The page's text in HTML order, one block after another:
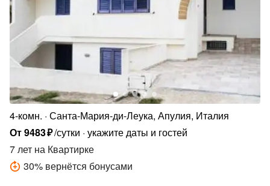
4-комн. Санта-Мария-ди-Леука, Апулия, Италия
От9483₽/сутки укажите даты и гостей
7 лет на Квартирке
30% вернётся бонусами